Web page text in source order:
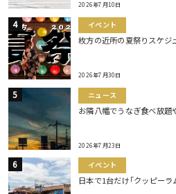
2026年7月10日
イベント
枚方の近所の夏祭りスケジ
2026年7月30日
ニュース
お隣八幡でうなぎ食べ放題
2026年7月23日
イベント
日本で1台だけ｢クッピー